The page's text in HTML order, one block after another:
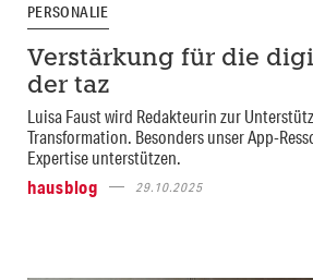
PERSONALIE
Verstärkung für die
der taz
Luisa Faust wird Redakteurin zur
Transformation. Besonders unser App-
Expertise unterstützen.
hausblog
29.10.2025